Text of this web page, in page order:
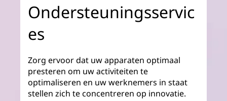
Ondersteuningsservic
es
Zorg ervoor dat uw apparaten optimaal
presteren om uw activiteiten te
optimaliseren en uw werknemers in staat
stellen zich te concentreren op innovatie.